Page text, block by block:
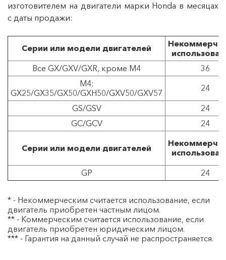
изготовителем на двигатели марки Honda в месяцах
с даты продажи:
Серии или модели двигателей
Все GX/GXV/GXR, кроме М4
36
M4:
GX25/GX35/GX50/GXH50/GXV50/GXV57
24
GS/GSV
24
GC/GCV
24
Серии или модели двигателей
GP
24
* - Некоммерческим считается использование, если
двигатель приобретен частным лицом.
** - Коммерческим считается использование, если
двигатель приобретен юридическим лицом.
*** - Гарантия на данный случай не распространяется.